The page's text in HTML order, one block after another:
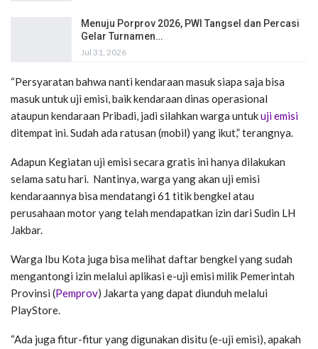
Menuju Porprov 2026, PWI Tangsel dan Percasi
Gelar Turnamen…
Jul 31, 2026
“Persyaratan bahwa nanti kendaraan masuk siapa saja bisa
masuk untuk uji emisi, baik kendaraan dinas operasional
ataupun kendaraan Pribadi, jadi silahkan warga untukuji emisi
ditempat ini. Sudah ada ratusan (mobil) yang ikut,” terangnya.
Adapun Kegiatan uji emisi secara gratis ini hanya dilakukan
selama satu hari. Nantinya, warga yang akan uji emisi
kendaraannya bisa mendatangi 61 titik bengkel atau
perusahaan motor yang telah mendapatkan izin dari Sudin LH
Jakbar.
Warga Ibu Kota juga bisa melihat daftar bengkel yang sudah
mengantongi izin melalui aplikasi e-uji emisi milik Pemerintah
Provinsi (Pemprov) Jakarta yang dapat diunduh melalui
PlayStore.
“Ada juga fitur-fitur yang digunakan disitu (e-uji emisi), apakah